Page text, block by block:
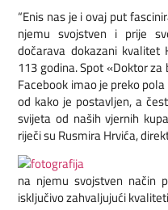
“Enis nas je i ovaj put
njemu svojstven i prije
dočarava dokazani
113 godina. Spot «Doktor
Facebook imao je preko
od kako je postavljen, a
svijeta od naših vjernih
riječi su Rusmira Hrvića,
na njemu svojstven način
isključivo zahvaljujući